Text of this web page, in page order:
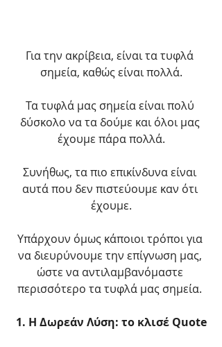
Για την ακρίβεια, είναι τα τυφλά
σημεία, καθώς είναι πολλά.
Τα τυφλά μας σημεία είναι πολύ
δύσκολο να τα δούμε και όλοι μας
έχουμε πάρα πολλά.
Συνήθως, τα πιο επικίνδυνα είναι
αυτά που δεν πιστεύουμε καν ότι
έχουμε.
Υπάρχουν όμως κάποιοι τρόποι για
να διευρύνουμε την επίγνωση μας,
ώστε να αντιλαμβανόμαστε
περισσότερο τα τυφλά μας σημεία.
1. Η Δωρεάν Λύση: το κλισέ Quote